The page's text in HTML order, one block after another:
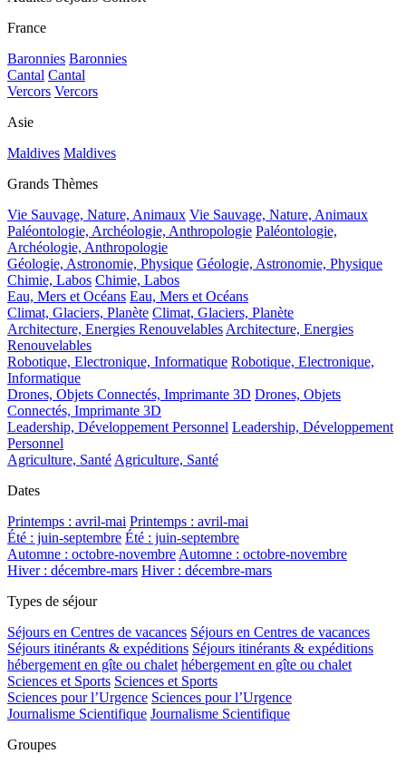
France
Baronnies Baronnies
Cantal Cantal
Vercors Vercors
Asie
Maldives Maldives
Grands Thèmes
Vie Sauvage, Nature, Animaux Vie Sauvage, Nature, Animaux
Paléontologie, Archéologie, Anthropologie Paléontologie,
Archéologie, Anthropologie
Géologie, Astronomie, Physique Géologie, Astronomie, Physique
Chimie, Labos Chimie, Labos
Eau, Mers et Océans Eau, Mers et Océans
Climat, Glaciers, Planète Climat, Glaciers, Planète
Architecture, Energies RenouvelablesArchitecture, Energies
Renouvelables
Robotique, Electronique, Informatique Robotique, Electronique,
Informatique
Drones, Objets Connectés, Imprimante 3D Drones, Objets
Connectés, Imprimante 3D
Leadership, Développement Personnel Leadership, Développement
Personnel
Agriculture, SantéAgriculture, Santé
Dates
Printemps : avril-mai Printemps : avril-mai
Été : juin-septembre Été : juin-septembre
Automne : octobre-novembreAutomne : octobre-novembre
Hiver : décembre-mars Hiver : décembre-mars
Types de séjour
Séjours en Centres de vacances Séjours en Centres de vacances
Séjours itinérants & expéditions Séjours itinérants & expéditions
hébergement en gîte ou chalet hébergement en gîte ou chalet
Sciences et Sports Sciences et Sports
Sciences pour l’Urgence Sciences pour l’Urgence
Journalisme Scientifique Journalisme Scientifique
Groupes